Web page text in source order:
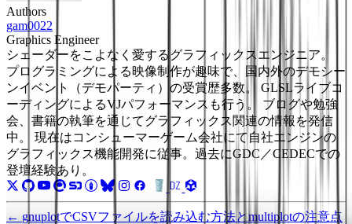
Authors
gam0022
Graphics Engineer
シェーダーをこよなく愛するグラフィックスエンジニア。
プログラミングによる映像制作が趣味で、国内外のデモシー
ンイベント（デモパーティ）の受賞歴多数。 GLSLライブコ
ーディングによるVJパフォーマンスも行う。 ブログや勉強
会、書籍の執筆を通じてグラフィックス関連の情報を発信
中。 現在はコンシューマーゲーム会社にて自社エンジンの
グラフィックス機能開発に従事。過去にGDC／CEDECでの
登壇経験あり。
← gnuplotでCSVファイルを読み込む方法とmultiplotの注意点